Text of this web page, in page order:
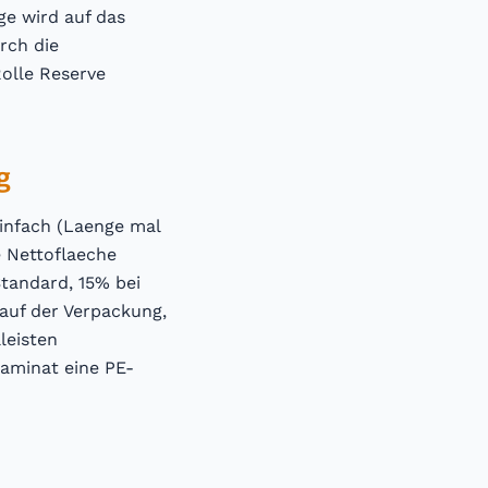
wird auf das
die
Reserve
(Laenge mal
Nettoflaeche
15% bei
der Verpackung,
eine PE-